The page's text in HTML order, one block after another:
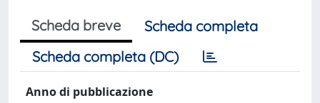
Scheda breve
Scheda completa
Scheda completa (DC)
Anno di pubblicazione